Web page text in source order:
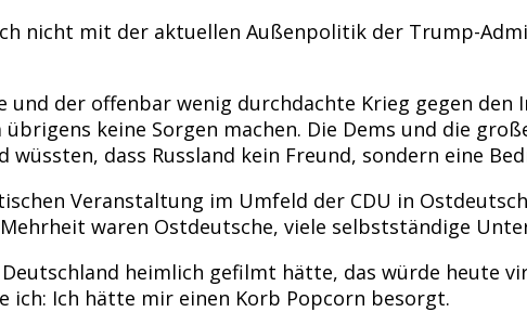
nicht mit der aktuellen Außenpolitik der Trump-
der offenbar wenig durchdachte Krieg gegen den
keine Sorgen machen. Die Dems und die
dass Russland kein Freund, sondern eine
Veranstaltung im Umfeld der CDU in
waren Ostdeutsche, viele selbstständige
heimlich gefilmt hätte, das würde heute
ich: Ich hätte mir einen Korb Popcorn besorgt.